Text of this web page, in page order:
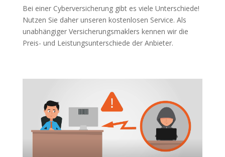
Bei einer Cyberversicherung gibt es viele Unterschiede!
Nutzen Sie daher unseren kostenlosen Service. Als
unabhängiger Versicherungsmaklers kennen wir die
Preis- und Leistungsunterschiede der Anbieter.